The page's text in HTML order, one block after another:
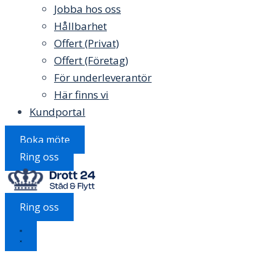
Jobba hos oss
Hållbarhet
Offert (Privat)
Offert (Företag)
För underleverantör
Här finns vi
Kundportal
Boka möte
Ring oss
Ring oss